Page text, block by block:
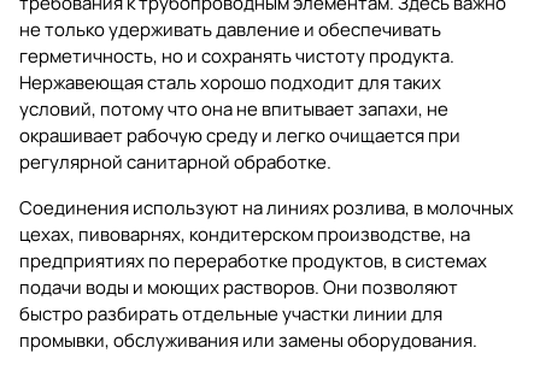
не только удерживать давление и обеспечивать
герметичность, но и сохранять чистоту продукта.
Нержавеющая сталь хорошо подходит для таких
условий, потому что она не впитывает запахи, не
окрашивает рабочую среду и легко очищается при
регулярной санитарной обработке.
Соединения используют на линиях розлива, в молочных
цехах, пивоварнях, кондитерском производстве, на
предприятиях по переработке продуктов, в системах
подачи воды и моющих растворов. Они позволяют
быстро разбирать отдельные участки линии для
промывки, обслуживания или замены оборудования.